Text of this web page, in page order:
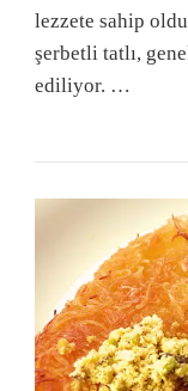
lezzete sahip
şerbetli tatlı,
ediliyor. …